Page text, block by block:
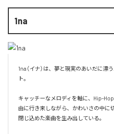
1na
1na（イナ）は、夢と現実のあいだに漂
ト。
キャッチーなメロディを軸に、Hip-
由に行き来しながら、かわいさの中に
閉じ込めた楽曲を生み出している。